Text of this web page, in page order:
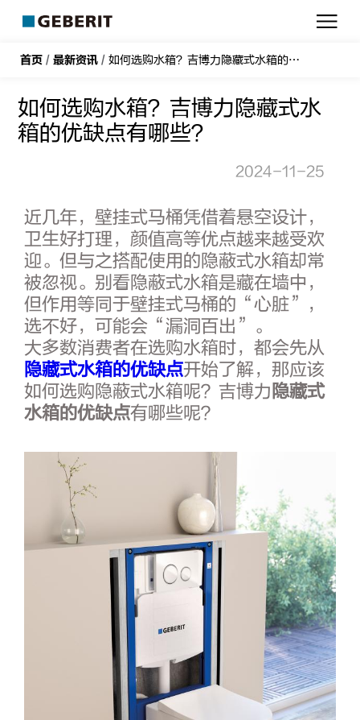
力
首页 / 最新资讯 / 如何选购水箱？吉博力隐藏式水箱的优缺点有哪些？
如何选购水箱？吉博力隐藏式水
箱的优缺点有哪些？
2024-11-25
近几年，壁挂式马桶凭借着悬空设计，
卫生好打理，颜值高等优点越来越受欢
迎。但与之搭配使用的隐蔽式水箱却常
被忽视。别看隐蔽式水箱是藏在墙中，
但作用等同于壁挂式马桶的“心脏”，
选不好，可能会“漏洞百出”。
大多数消费者在选购水箱时，都会先从
隐藏式水箱的优缺点开始了解，那应该
如何选购隐蔽式水箱呢？吉博力 隐藏式
水箱的优缺点有哪些呢？